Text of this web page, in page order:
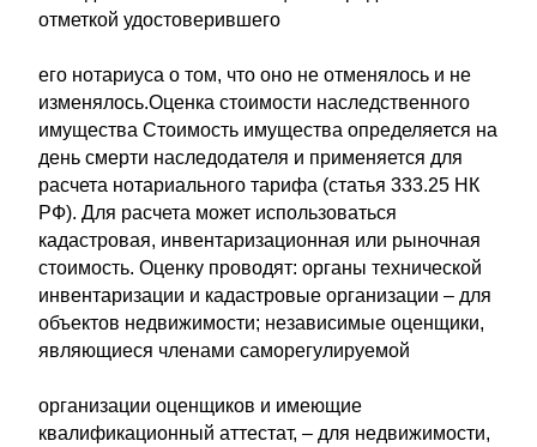
отметкой удостоверившего
его нотариуса о том, что оно не отменялось и не
изменялось.Оценка стоимости наследственного
имущества Стоимость имущества определяется на
день смерти наследодателя и применяется для
расчета нотариального тарифа (статья 333.25 НК
РФ). Для расчета может использоваться
кадастровая, инвентаризационная или рыночная
стоимость. Оценку проводят: органы технической
инвентаризации и кадастровые организации – для
объектов недвижимости; независимые оценщики,
являющиеся членами саморегулируемой
организации оценщиков и имеющие
квалификационный аттестат, – для недвижимости,